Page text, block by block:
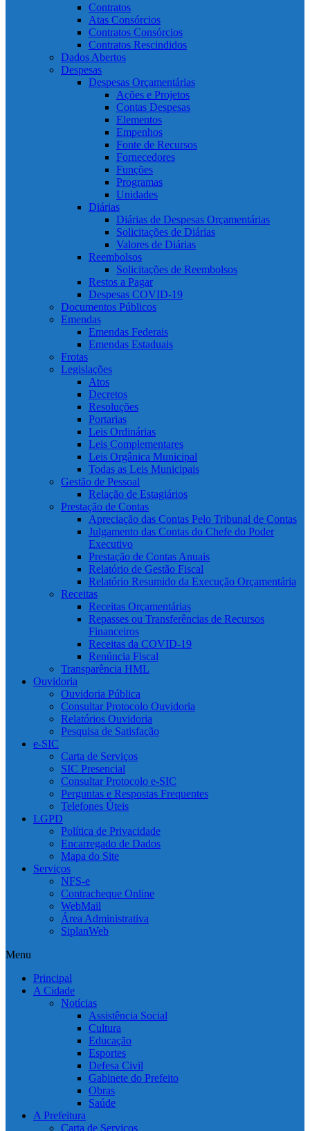
Contratos
Atas Consórcios
Contratos Consórcios
Contratos Rescindidos
Dados Abertos
Despesas
Despesas Orçamentárias
Ações e Projetos
Contas Despesas
Elementos
Empenhos
Fonte de Recursos
Fornecedores
Funções
Programas
Unidades
Diárias
Diárias de Despesas Orçamentárias
Solicitações de Diárias
Valores de Diárias
Reembolsos
Solicitações de Reembolsos
Restos a Pagar
Despesas COVID-19
Documentos Públicos
Emendas
Emendas Federais
Emendas Estaduais
Frotas
Legislações
Atos
Decretos
Resoluções
Portarias
Leis Ordinárias
Leis Complementares
Leis Orgânica Municipal
Todas as Leis Municipais
Gestão de Pessoal
Relação de Estagiários
Prestação de Contas
Apreciação das Contas Pelo Tribunal de Contas
Julgamento das Contas do Chefe do Poder
Executivo
Prestação de Contas Anuais
Relatório de Gestão Fiscal
Relatório Resumido da Execução Orçamentária
Receitas
Receitas Orçamentárias
Repasses ou Transferências de Recursos
Financeiros
Receitas da COVID-19
Renúncia Fiscal
Transparência HML
Ouvidoria
Ouvidoria Pública
Consultar Protocolo Ouvidoria
Relatórios Ouvidoria
Pesquisa de Satisfação
e-SIC
Carta de Serviços
SIC Presencial
Consultar Protocolo e-SIC
Perguntas e Respostas Frequentes
Telefones Úteis
LGPD
Política de Privacidade
Encarregado de Dados
Mapa do Site
Serviços
NFS-e
Contracheque Online
WebMail
Área Administrativa
SiplanWeb
Menu
Principal
A Cidade
Notícias
Assistência Social
Cultura
Educação
Esportes
Defesa Civil
Gabinete do Prefeito
Obras
Saúde
A Prefeitura
Carta de Serviços